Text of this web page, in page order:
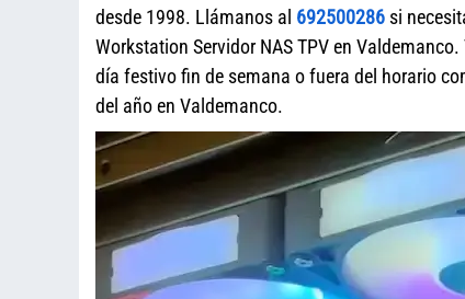
desde 1998. Llámanos al 692500286 si
Workstation Servidor NAS TPV en
día festivo fin de semana o fuera del horario
del año en Valdemanco.